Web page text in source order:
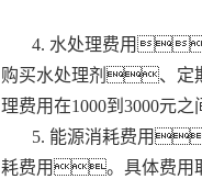
4. 水处理费用
购买水处理剂、定
理费用在1000到3000元
5. 能源消耗费用
耗费用。具体费用